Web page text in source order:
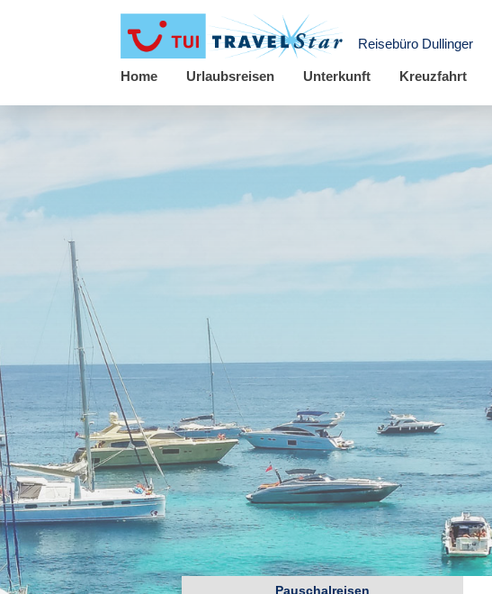
Reisebüro Dullinger
Home Urlaubsreisen Unterkunft Kreuzfahrt
Pauschalreisen